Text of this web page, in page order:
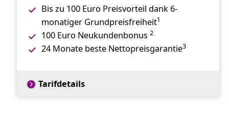
Bis zu 100 Euro Preisvorteil dank 6-
monatiger Grundpreisfreiheit1
100 Euro Neukundenbonus 2
24 Monate beste Nettopreisgarantie3
Tarifdetails